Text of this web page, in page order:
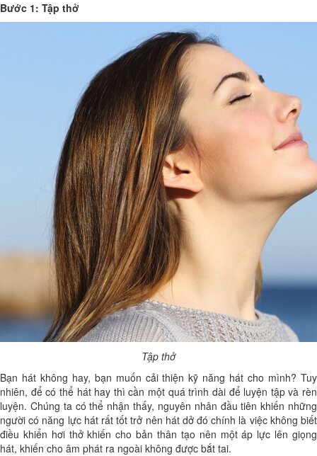
Bước 1: Tập thở
Tập thở
Bạn hát không hay, bạn muốn cải thiện kỹ năng hát cho mình? Tuy
nhiên, để có thể hát hay thì cần một quá trình dài để luyện tập và rèn
luyện. Chúng ta có thể nhận thấy, nguyên nhân đầu tiên khiến những
người có năng lực hát rất tốt trở nên hát dở đó chính là việc không biết
điều khiển hơi thở khiến cho bản thân tạo nên một áp lực lên giọng
hát, khiến cho âm phát ra ngoài không được bắt tai.